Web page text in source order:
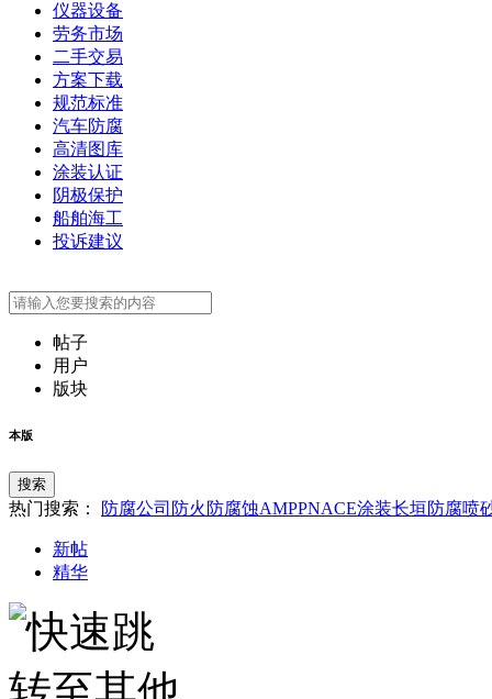
仪器设备
劳务市场
二手交易
方案下载
规范标准
汽车防腐
高清图库
涂装认证
阴极保护
船舶海工
投诉建议
帖子
用户
版块
本版
搜索
热门搜索： 防腐公司 防火 防腐蚀AMPPNACE涂装长垣防腐喷
新帖
精华